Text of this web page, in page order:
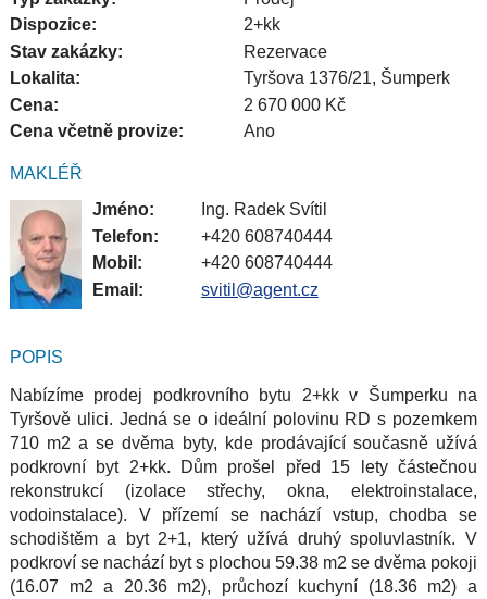
Dispozice:
2+kk
Stav zakázky:
Rezervace
Lokalita:
Tyršova 1376/21, Šumperk
Cena:
2 670 000 Kč
Cena včetně provize:
Ano
MAKLÉŘ
Jméno:
Ing. Radek Svítil
Telefon:
+420 608740444
Mobil:
+420 608740444
Email:
svitil@agent.cz
POPIS
Nabízíme prodej podkrovního bytu 2+kk v Šumperku na
Tyršově ulici. Jedná se o ideální polovinu RD s pozemkem
710 m2 a se dvěma byty, kde prodávající současně užívá
podkrovní byt 2+kk. Dům prošel před 15 lety částečnou
rekonstrukcí (izolace střechy, okna, elektroinstalace,
vodoinstalace). V přízemí se nachází vstup, chodba se
schodištěm a byt 2+1, který užívá druhý spoluvlastník. V
podkroví se nachází byt s plochou 59.38 m2 se dvěma pokoji
(16.07 m2 a 20.36 m2), průchozí kuchyní (18.36 m2) a